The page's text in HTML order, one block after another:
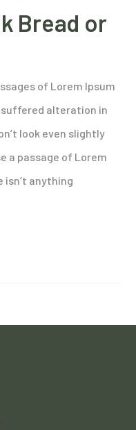
Bread or
of Lorem Ipsum
alteration in
look even slightly
a passage of Lorem
isn’t anything